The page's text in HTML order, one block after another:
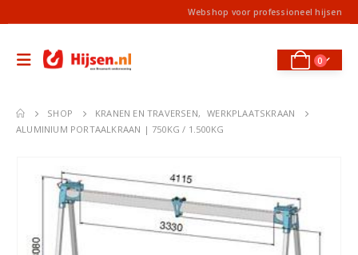
Webshop voor professioneel hijsen
0
SHOP KRANEN EN TRAVERSEN,
WERKPLAATSKRAAN
ALUMINIUM PORTAALKRAAN | 750KG / 1.500KG